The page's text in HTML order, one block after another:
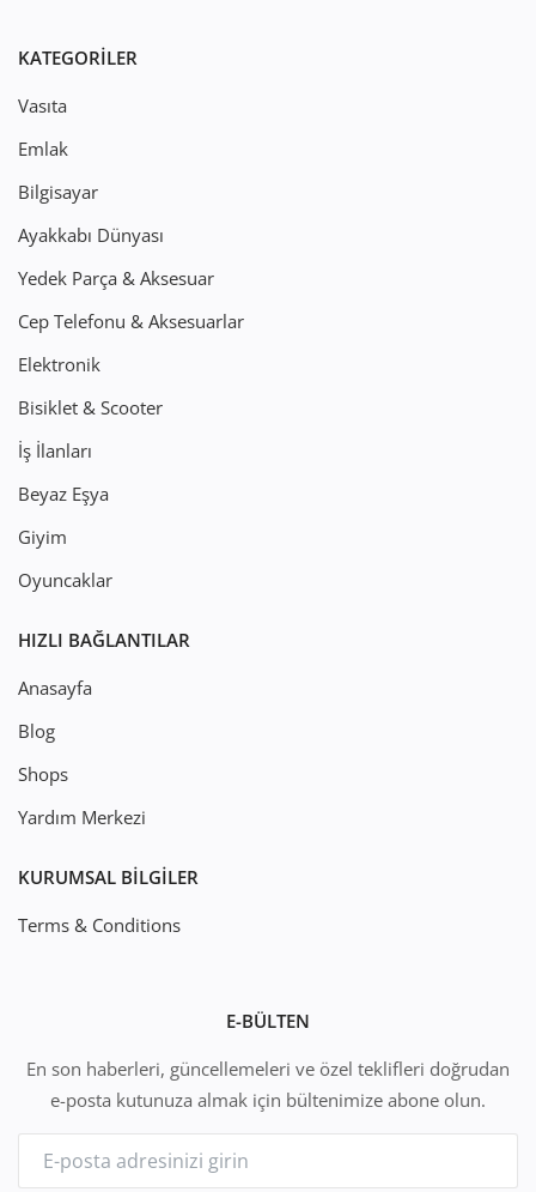
KATEGORILER
Vasıta
Emlak
Bilgisayar
Ayakkabı Dünyası
Yedek Parça & Aksesuar
Cep Telefonu & Aksesuarlar
Elektronik
Bisiklet & Scooter
İş İlanları
Beyaz Eşya
Giyim
Oyuncaklar
HIZLI BAĞLANTILAR
Anasayfa
Blog
Shops
Yardım Merkezi
KURUMSAL BILGILER
Terms & Conditions
E-BÜLTEN
En son haberleri, güncellemeleri ve özel teklifleri doğrudan
e-posta kutunuza almak için bültenimize abone olun.